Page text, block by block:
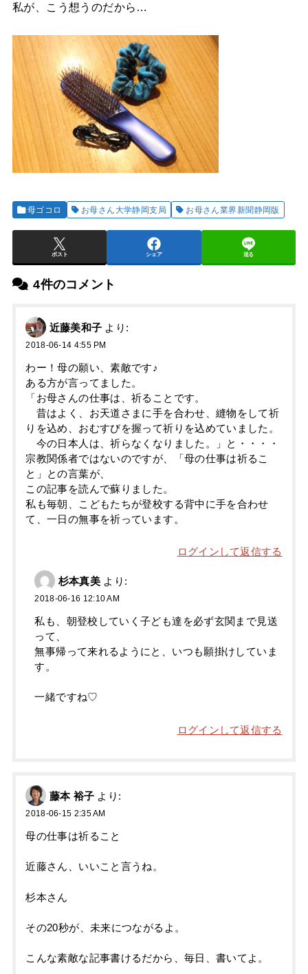
私が、こう想うのだから…
母ゴコロ お母さん大学静岡支局 お母さん業界新聞静岡版
ポスト シェア 送る
4件のコメント
近藤美和子 より:
2018-06-14 4:55 PM
わー！母の願い、素敵です♪
ある方が言ってました。
「お母さんの仕事は、祈ることです。
昔はよく、お天道さまに手を合わせ、縫物をして祈
りを込め、おむすびを握って祈りを込めていました。
今の日本人は、祈らなくなりました。」と・・・・
宗教関係者ではないのですが、「母の仕事は祈るこ
と」との言葉が、
この記事を読んで蘇りました。
私も毎朝、こどもたちが登校する背中に手を合わせ
て、一日の無事を祈っています。
ログインして返信する
杉本真美 より:
2018-06-16 12:10 AM
私も、朝登校していく子ども達を必ず玄関まで見送
って、
無事帰って来れるようにと、いつも願掛けしていま
す。
一緒ですね♡
ログインして返信する
藤本 裕子 より:
2018-06-15 2:35 AM
母の仕事は祈ること
近藤さん、いいこと言うね。
杉本さん
その20秒が、未来につながるよ。
こんな素敵な記事書けるだから、毎日、書いてよ。